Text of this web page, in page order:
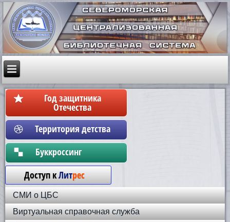
Год защитника
Отечества
Территория детства
Бyккpoccинг
Доступ кЛитрес
СМИ о ЦБС
Виртуальная справочная служба